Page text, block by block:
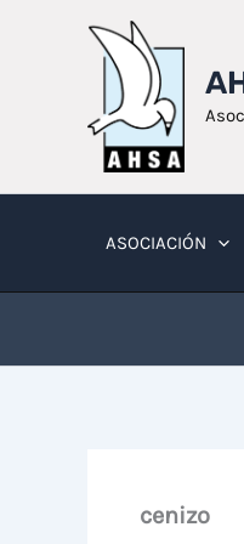
ASOCIACIÓN
cenizo